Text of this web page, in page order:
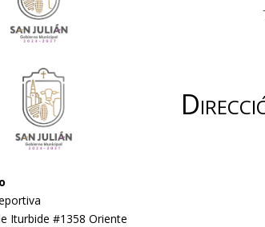
Iturbide #1358 Oriente